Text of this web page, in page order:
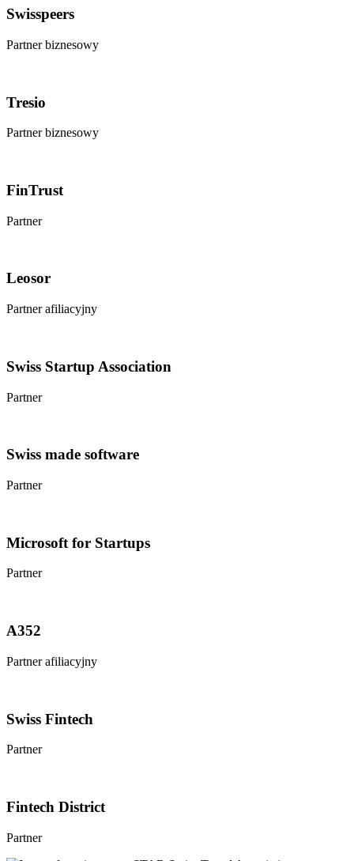
Swisspeers
Partner biznesowy
Tresio
Partner biznesowy
FinTrust
Partner
Leosor
Partner afiliacyjny
Swiss Startup Association
Partner
Swiss made software
Partner
Microsoft for Startups
Partner
A352
Partner afiliacyjny
Swiss Fintech
Partner
Fintech District
Partner